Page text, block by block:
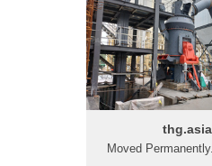
thg.asia